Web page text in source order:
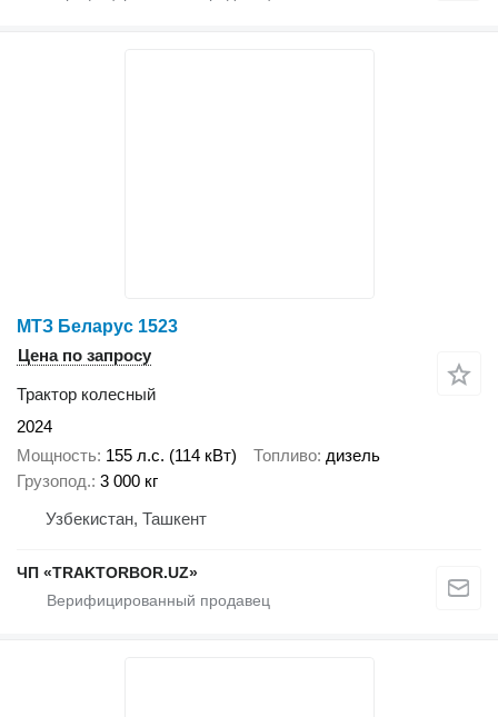
МТЗ Беларус 1523
Цена по запросу
Трактор колесный
2024
Мощность 155 л.с. (114 кВт) Топливо дизель
Грузопод. 3 000 кг
Узбекистан, Ташкент
ЧП «TRAKTORBOR.UZ»